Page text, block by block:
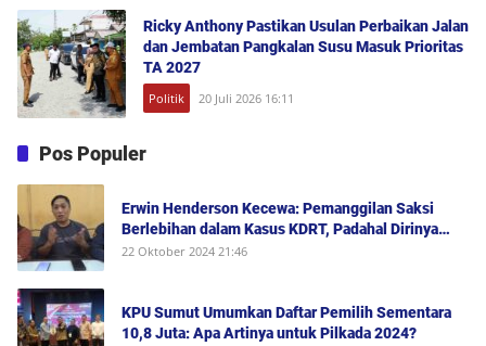
Ricky Anthony Pastikan Usulan Perbaikan Jalan
dan Jembatan Pangkalan Susu Masuk Prioritas
TA 2027
Politik 20 Juli 2026 16:11
Pos Populer
Erwin Henderson Kecewa: Pemanggilan Saksi
Berlebihan dalam Kasus KDRT, Padahal Dirinya
Saksi Peristiwa dan Tidak Berada di Tempat
22 Oktober 2024 21:46
KPU Sumut Umumkan Daftar Pemilih Sementara
10,8 Juta: Apa Artinya untuk Pilkada 2024?